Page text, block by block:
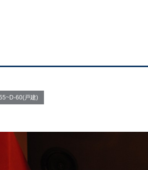
60(戸建)